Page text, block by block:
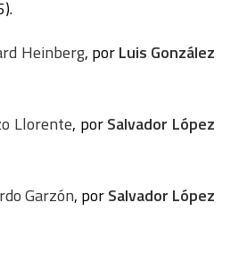
Heinberg, porLuis González
Llorente, porSalvador López
Garzón, porSalvador López